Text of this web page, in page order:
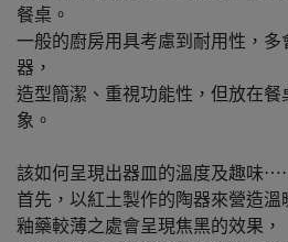
餐桌。
一般的廚房用具考慮到耐用性，
器，
造型簡潔、重視功能性，但放在餐
象。
該如何呈現出器皿的溫度及趣味
首先，以紅土製作的陶器來營造溫
釉藥較薄之處會呈現焦黑的效果，